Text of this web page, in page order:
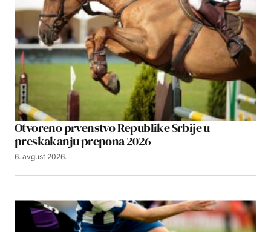
Otvoreno prvenstvo Republike Srbije u
preskakanju prepona 2026
6. avgust 2026.